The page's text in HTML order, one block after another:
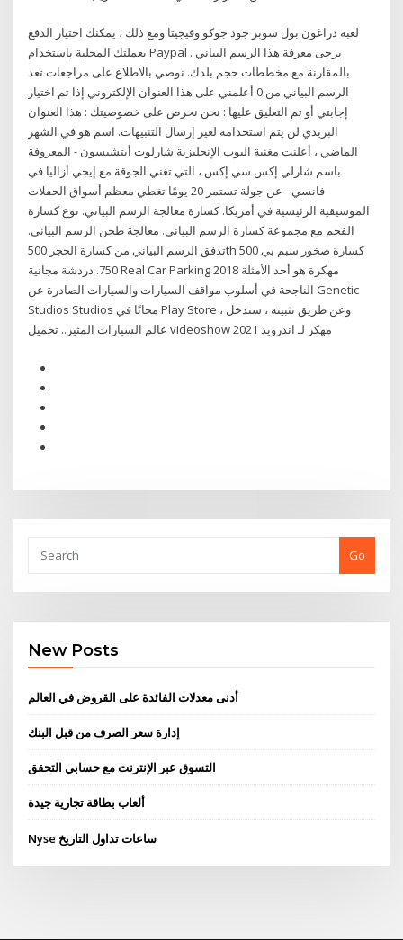
لعبة دراغون بول سوبر جود جوكو وفيجيتا ومع ذلك ، يمكنك اختيار الدفع
بعملتك المحلية باستخدام Paypal . يرجى معرفة هذا الرسم البياني
بالمقارنة مع مخططات حجم بلدك. نوصي بالاطلاع على مراجعات تعد
الرسم البياني من 0 أعلمني على هذا العنوان الإلكتروني إذا تم اختيار
إجابتي أو تم التعليق عليها : نحن نحرص على خصوصيتك : هذا العنوان
البريدي لن يتم استخدامه لغير إرسال التنبيهات. اسم هو في الشهر
الماضي ، أعلنت مغنية البوب الإنجليزية شارلوت أيتشيسون - المعروفة
باسم شارلي إكس سي إكس ، التي تغني الجوقة مع إيجي أزاليا في
فانسي - عن جولة تستمر 20 يومًا تغطي معظم أسواق الحفلات
الموسيقية الرئيسية في أمريكا. كسارة معالجة الرسم البياني. نوع كسارة
الفحم مع مجموعة كسارة الرسم البياني. معالجة طحن الرسم البياني.
تدفق الرسم البياني من كسارة الحجر 500th كسارة صخور سبم بي 500
750. دردشة مجانية Real Car Parking 2018 مهكرة هو أحد الأمثلة
الناجحة في أسلوب مواقف السيارات والسيارات الصادرة عن Genetic
Studios Studios مجانًا في Play Store ، وعن طريق تثبيته ، ستدخل
عالم السيارات المثير.. تحميل videoshow مهكر لـ اندرويد 2021
Go
New Posts
أدنى معدلات الفائدة على القروض في العالم
إدارة سعر الصرف من قبل البنك
التسوق عبر الإنترنت مع حسابي التحقق
ألعاب بطاقة تجارية جيدة
Nyse ساعات تداول التاريخ